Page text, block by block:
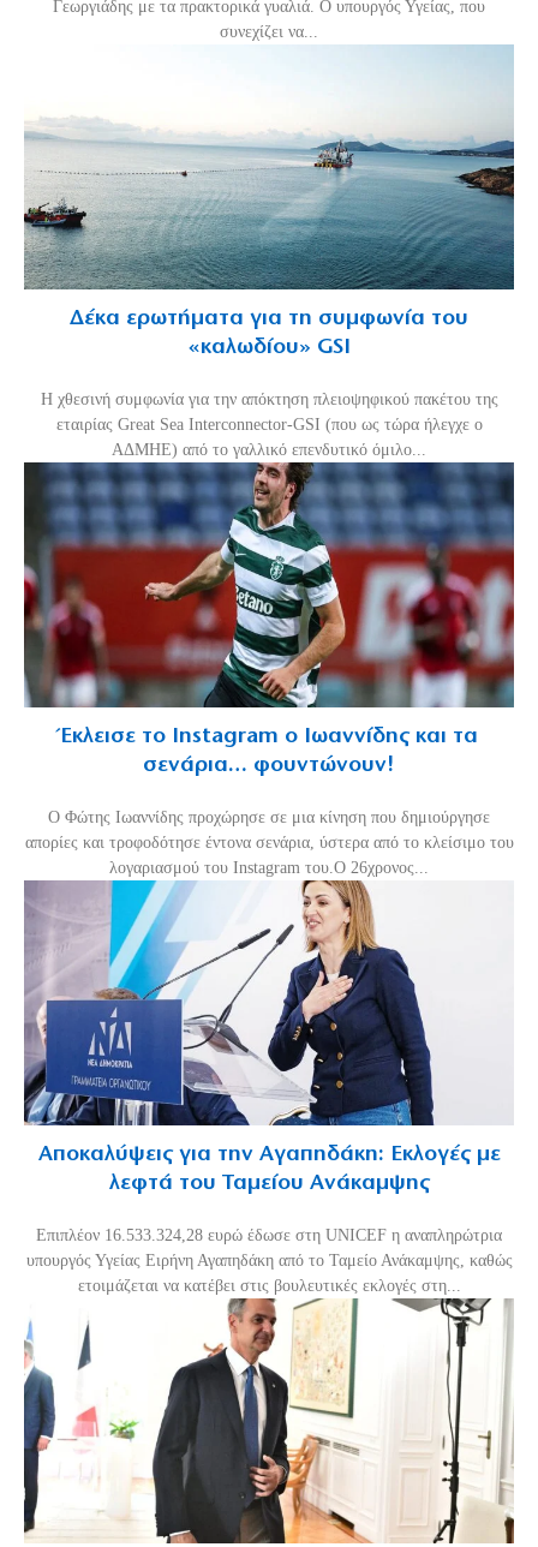
Γεωργιάδης με τα πρακτορικά γυαλιά. Ο υπουργός Υγείας, που
συνεχίζει να...
Δέκα ερωτήματα για τη συμφωνία του
«καλωδίου» GSI
Η χθεσινή συμφωνία για την απόκτηση πλειοψηφικού πακέτου της
εταιρίας Great Sea Interconnector-GSI (που ως τώρα ήλεγχε ο
ΑΔΜΗΕ) από το γαλλικό επενδυτικό όμιλο...
Έκλεισε το Instagram ο Ιωαννίδης και τα
σενάρια… φουντώνουν!
Ο Φώτης Ιωαννίδης προχώρησε σε μια κίνηση που δημιούργησε
απορίες και τροφοδότησε έντονα σενάρια, ύστερα από το κλείσιμο του
λογαριασμού του Instagram του.Ο 26χρονος...
Αποκαλύψεις για την Αγαπηδάκη: Εκλογές με
λεφτά του Ταμείου Ανάκαμψης
Επιπλέον 16.533.324,28 ευρώ έδωσε στη UNICEF η αναπληρώτρια
υπουργός Υγείας Ειρήνη Αγαπηδάκη από το Ταμείο Ανάκαμψης, καθώς
ετοιμάζεται να κατέβει στις βουλευτικές εκλογές στη...